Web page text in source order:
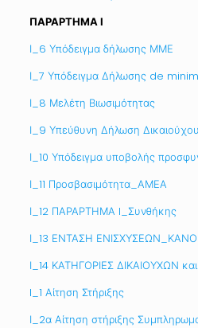
ΠΑΡΑΡΤΗΜΑ Ι
Ι_6 Υπόδειγμα δήλωσης ΜΜΕ
Ι_7 Υπόδειγμα Δήλωσης de
Ι_8 Μελέτη Βιωσιμότητας
Ι_9 Υπεύθυνη Δήλωση Δικαιούχου
Ι_10 Υπόδειγμα υποβολής
Ι_11 Προσβασιμότητα_ΑΜΕΑ
Ι_12 ΠΑΡΑΡΤΗΜΑ I_Συνθήκης
Ι_13 ΕΝΤΑΣΗ
Ι_14 ΚΑΤΗΓΟΡΙΕΣ ΔΙΚΑΙΟΥΧΩΝ
I_1 Αίτηση Στήριξης
Ι_2α Αίτηση στήριξης